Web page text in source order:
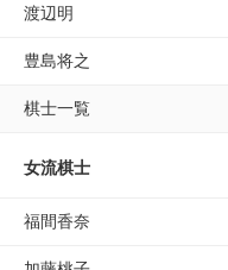
渡辺明
豊島将之
棋士一覧
女流棋士
福間香奈